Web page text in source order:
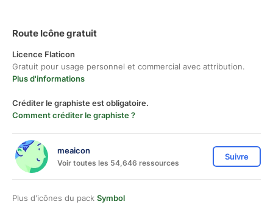
Route Icône gratuit
Licence Flaticon
Gratuit pour usage personnel et commercial avec attribution.
Plus d'informations
Créditer le graphiste est obligatoire.
Comment créditer le graphiste ?
meaicon
Voir toutes les 54,646 ressources
Suivre
Plus d'icônes du pack Symbol